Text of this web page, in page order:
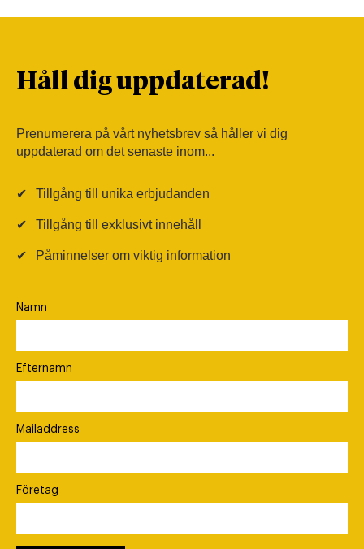
Håll dig uppdaterad!
Prenumerera på vårt nyhetsbrev så håller vi dig
uppdaterad om det senaste inom...
✔ Tillgång till unika erbjudanden
✔ Tillgång till exklusivt innehåll
✔ Påminnelser om viktig information
Namn
Efternamn
Mailaddress
Företag